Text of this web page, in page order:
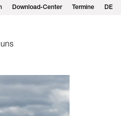
Download-Center Termine DE
XS